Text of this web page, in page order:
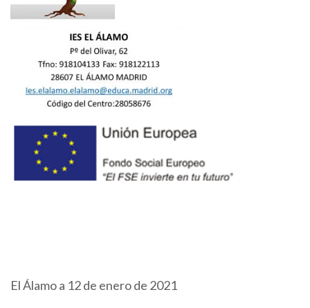
El Álamo a 12 de enero de 2021